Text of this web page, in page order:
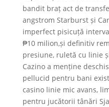
bandit braț act de
angstrom Starburst și
imperfect pisicuță
₱10 milion,și definitiv
presiune, ruletă cu linie
Cazino a menține
pellucid pentru bani
casino linie mic avans,
pentru jucătorii tânări